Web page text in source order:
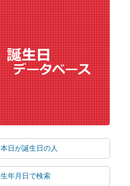
本日が誕生日の人
生年月日で検索